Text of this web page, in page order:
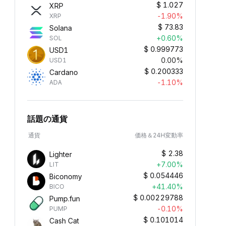
XRP
XRP
$ 1.027
-1.90%
Solana
SOL
$ 73.83
+0.60%
USD1
USD1
$ 0.999773
0.00%
Cardano
ADA
$ 0.200333
-1.10%
話題の通貨
通貨 価格＆24H変動率
Lighter
LIT
$ 2.38
+7.00%
Biconomy
BICO
$ 0.054446
+41.40%
Pump.fun
PUMP
$ 0.00229788
-0.10%
Cash Cat
$ 0.101014